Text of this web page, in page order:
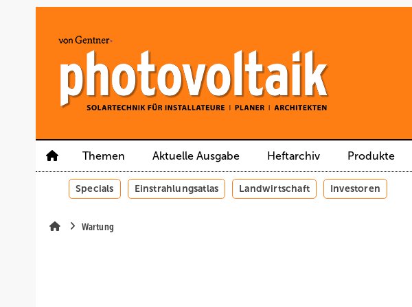
Themen Aktuelle Ausgabe Heftarchiv Produkte
Specials Einstrahlungsatlas Landwirtschaft Investoren
Wartung